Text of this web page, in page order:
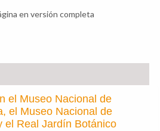
en versión completa
el Museo Nacional de
el Museo Nacional de
el Real Jardín Botánico